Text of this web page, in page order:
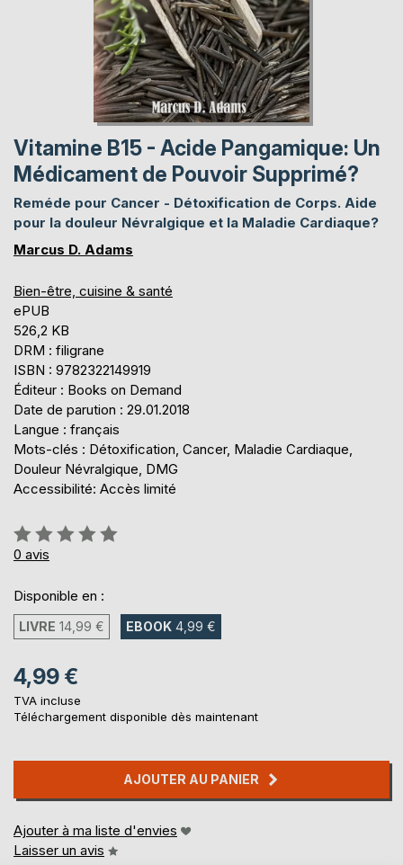
Vitamine B15 - Acide Pangamique: Un
Médicament de Pouvoir Supprimé?
Reméde pour Cancer - Détoxification de Corps. Aide
pour la douleur Névralgique et la Maladie Cardiaque?
Marcus D. Adams
Bien-être, cuisine & santé
ePUB
526,2 KB
DRM : filigrane
ISBN : 9782322149919
Éditeur : Books on Demand
Date de parution : 29.01.2018
Langue : français
Mots-clés : Détoxification, Cancer, Maladie Cardiaque,
Douleur Névralgique, DMG
Accessibilité: Accès limité
Évaluation:
0%
0 avis
Disponible en :
LIVRE 14,99 € EBOOK 4,99 €
4,99 €
TVA incluse
Téléchargement disponible dès maintenant
AJOUTER AU PANIER
Ajouter à ma liste d'envies
Laisser un avis